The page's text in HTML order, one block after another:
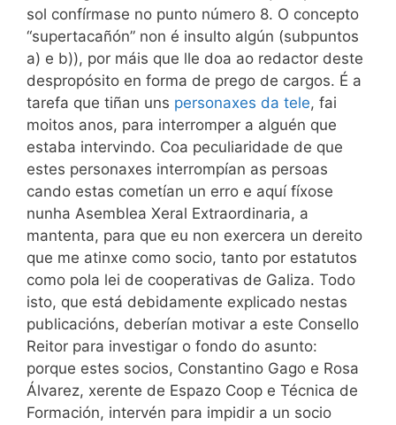
sol confírmase no punto número 8. O concepto
“supertacañón” non é insulto algún (subpuntos
a) e b)), por máis que lle doa ao redactor deste
despropósito en forma de prego de cargos. É a
tarefa que tiñan uns personaxes da tele, fai
moitos anos, para interromper a alguén que
estaba intervindo. Coa peculiaridade de que
estes personaxes interrompían as persoas
cando estas cometían un erro e aquí fíxose
nunha Asemblea Xeral Extraordinaria, a
mantenta, para que eu non exercera un dereito
que me atinxe como socio, tanto por estatutos
como pola lei de cooperativas de Galiza. Todo
isto, que está debidamente explicado nestas
publicacións, deberían motivar a este Consello
Reitor para investigar o fondo do asunto:
porque estes socios, Constantino Gago e Rosa
Álvarez, xerente de Espazo Coop e Técnica de
Formación, intervén para impidir a un socio